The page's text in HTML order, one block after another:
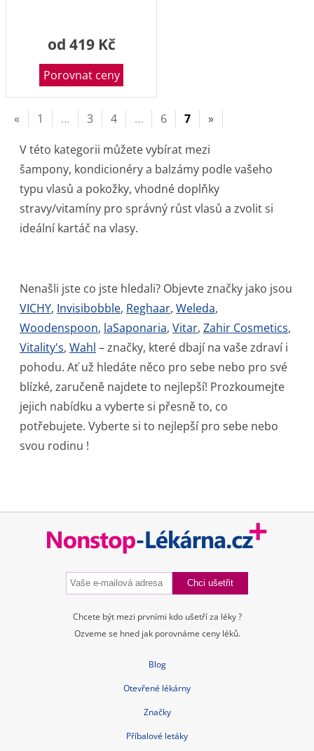
od 419 Kč
Porovnat ceny
« 1 … 3 4 … 6 7
»
V této kategorii můžete vybírat mezi
šampony, kondicionéry a balzámy podle vašeho
typu vlasů a pokožky, vhodné doplňky
stravy/vitamíny pro správný růst vlasů a zvolit si
ideální kartáč na vlasy.
Nenašli jste co jste hledali? Objevte značky jako jsou
VICHY, Invisibobble, Reghaar, Weleda,
Woodenspoon, laSaponaria, Vitar, Zahir Cosmetics,
Vitality's, Wahl – značky, které dbají na vaše zdraví i
pohodu. Ať už hledáte něco pro sebe nebo pro své
blízké, zaručeně najdete to nejlepší! Prozkoumejte
jejich nabídku a vyberte si přesně to, co
potřebujete. Vyberte si to nejlepší pro sebe nebo
svou rodinu !
Chcete být mezi prvními kdo ušetří za léky ?
Ozveme se hned jak porovnáme ceny léků.
Blog
Otevřené lékárny
Značky
Příbalové letáky